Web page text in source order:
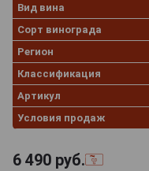
Вид вина
Сорт винограда
Регион
Классификация
Артикул
Условия продаж
6 490 руб.